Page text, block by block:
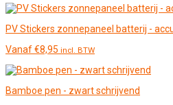
PV Stickers zonnepaneel batterij -
Vanaf€8,95 incl. BTW
Bamboe pen - zwart schrijvend